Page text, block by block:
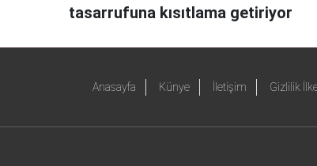
tasarrufuna kısıtlama getiriyor
Anasayfa Künye İletişim Gizlilik